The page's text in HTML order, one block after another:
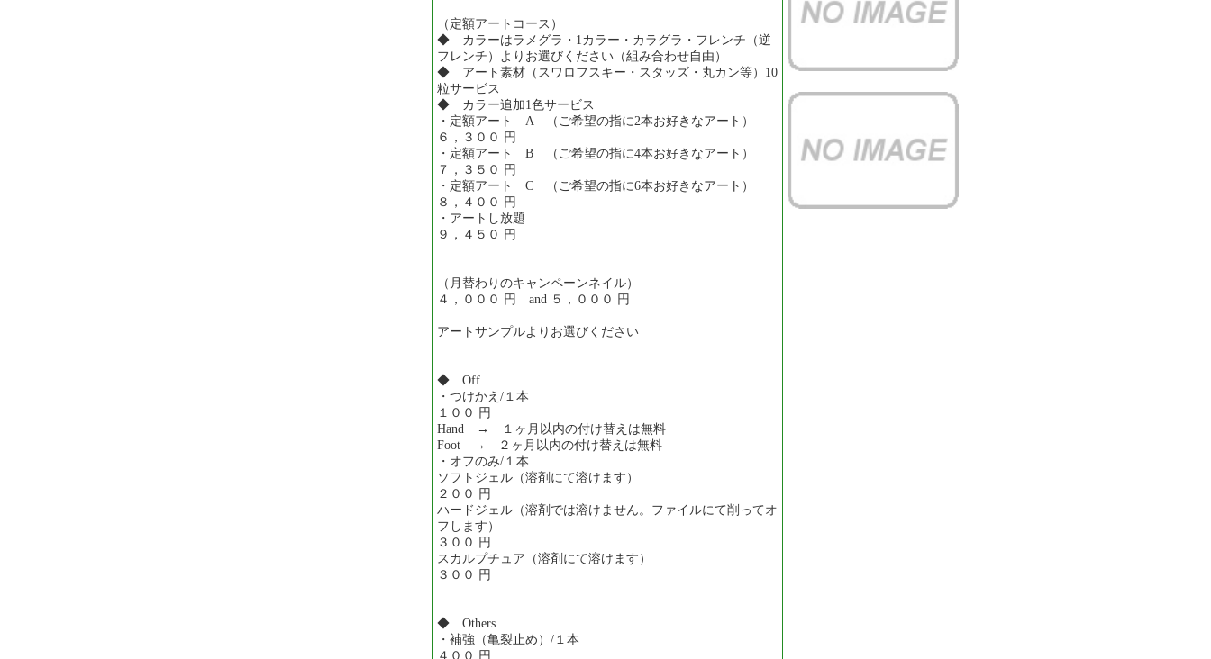
（定額アートコース）
◆ カラーはラメグラ・1カラー・カラグラ・フレンチ（逆
フレンチ）よりお選びください（組み合わせ自由）
◆ アート素材（スワロフスキー・スタッズ・丸カン等）10
粒サービス
◆ カラー追加1色サービス
・定額アート A （ご希望の指に2本お好きなアート）
６，３００ 円
・定額アート B （ご希望の指に4本お好きなアート）
７，３５０ 円
・定額アート C （ご希望の指に6本お好きなアート）
８，４００ 円
・アートし放題
９，４５０ 円
（月替わりのキャンペーンネイル）
４，０００ 円 and ５，０００ 円
アートサンプルよりお選びください
◆ Off
・つけかえ/１本
１００ 円
Hand → １ヶ月以内の付け替えは無料
Foot → ２ヶ月以内の付け替えは無料
・オフのみ/１本
ソフトジェル（溶剤にて溶けます）
２００ 円
ハードジェル（溶剤では溶けません。ファイルにて削ってオ
フします）
３００ 円
スカルプチュア（溶剤にて溶けます）
３００ 円
◆ Others
・補強（亀裂止め）/１本
４００ 円